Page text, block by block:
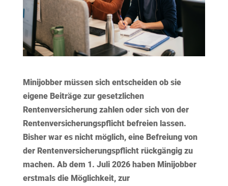
Minijobber müssen sich entscheiden ob sie
eigene Beiträge zur gesetzlichen
Rentenversicherung zahlen oder sich von der
Rentenversicherungspflicht befreien lassen.
Bisher war es nicht möglich, eine Befreiung von
der Rentenversicherungspflicht rückgängig zu
machen. Ab dem 1. Juli 2026 haben Minijobber
erstmals die Möglichkeit, zur